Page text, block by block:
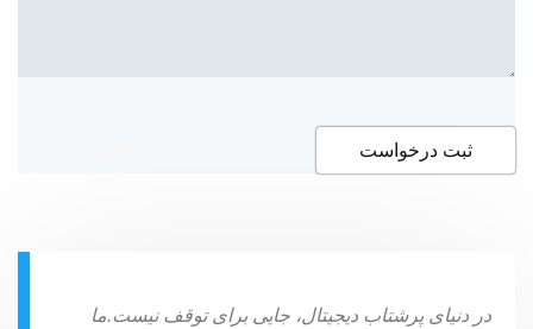
در دنیای پرشتاب دیجیتال، جایی برای توقف نیست.ما